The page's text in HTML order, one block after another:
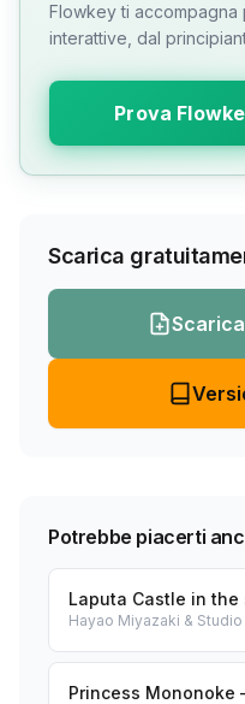
Flowkey ti
interattive, dal
Prova
Scarica
Potrebbe piacerti
Laputa Castle in the
Hayao Miyazaki & Studio
Princess Mononoke